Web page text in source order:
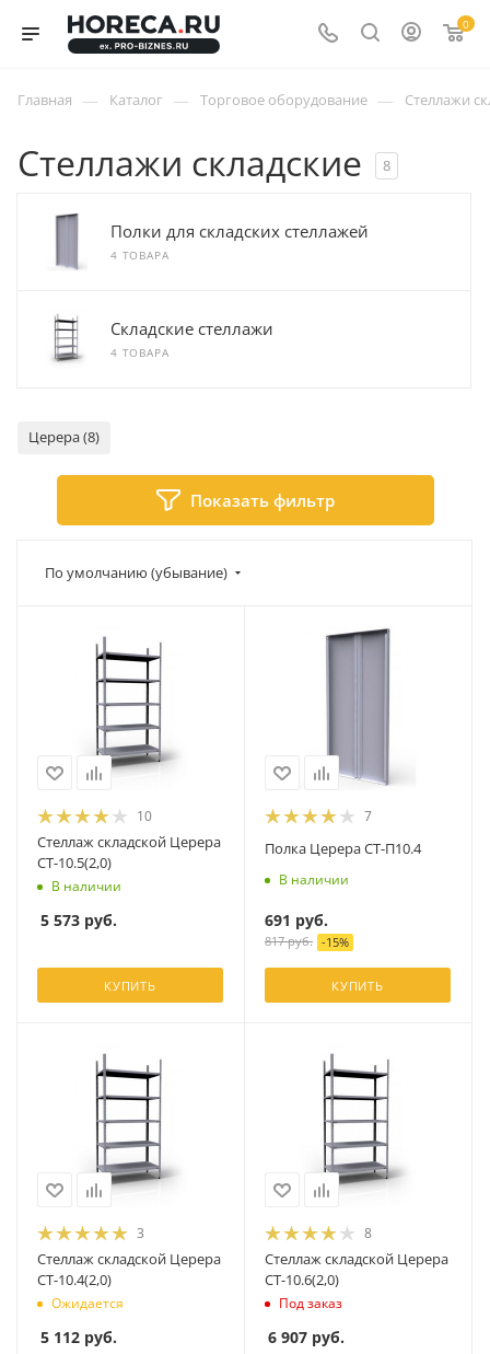
0
Главная — Каталог — Торговое оборудование — Стеллажи
Стеллажи складские 8
Полки для складских стеллажей
4 ТОВАРА
Складские стеллажи
4 ТОВАРА
Церера (8)
Показать фильтр
По умолчанию (убывание)
10
Стеллаж складской Церера
СТ-10.5(2,0)
В наличии
5 573 руб.
КУПИТЬ
7
Полка Церера СТ-П10.4
В наличии
691 руб.
817руб. -15%
КУПИТЬ
3
Стеллаж складской Церера
СТ-10.4(2,0)
Ожидается
5 112 руб.
8
Стеллаж складской Церера
СТ-10.6(2,0)
Под заказ
6 907 руб.